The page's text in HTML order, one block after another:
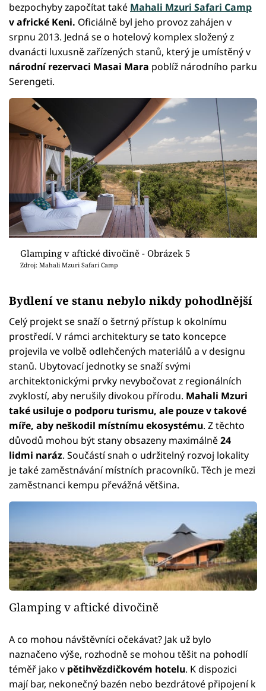
bezpochyby započítat také Mahali Mzuri Safari Camp
v africké Keni. Oficiálně byl jeho provoz zahájen v
srpnu 2013. Jedná se o hotelový komplex složený z
dvanácti luxusně zařízených stanů, který je umístěný v
národní rezervaci Masai Mara poblíž národního parku
Serengeti.
Glamping v aftické divočině - Obrázek 5
Zdroj: Mahali Mzuri Safari Camp
Bydlení ve stanu nebylo nikdy pohodlnější
Celý projekt se snaží o šetrný přístup k okolnímu
prostředí. V rámci architektury se tato koncepce
projevila ve volbě odlehčených materiálů a v designu
stanů. Ubytovací jednotky se snaží svými
architektonickými prvky nevybočovat z regionálních
zvyklostí, aby nerušily divokou přírodu. Mahali Mzuri
také usiluje o podporu turismu, ale pouze v takové
míře, aby neškodil místnímu ekosystému. Z těchto
důvodů mohou být stany obsazeny maximálně24
lidmi naráz. Součástí snah o udržitelný rozvoj lokality
je také zaměstnávání místních pracovníků. Těch je mezi
zaměstnanci kempu převážná většina.
Glamping v aftické divočině
A co mohou návštěvníci očekávat? Jak už bylo
naznačeno výše, rozhodně se mohou těšit na pohodlí
téměř jako v pětihvězdičkovém hotelu. K dispozici
mají bar, nekonečný bazén nebo bezdrátové připojení k